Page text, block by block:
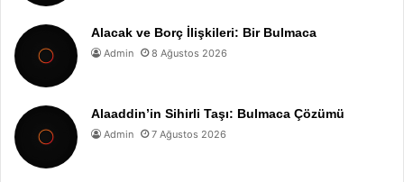
Alacak ve Borç İlişkileri: Bir Bulmaca
Admin 8 Ağustos 2026
Alaaddin’in Sihirli Taşı: Bulmaca Çözümü
Admin 7 Ağustos 2026